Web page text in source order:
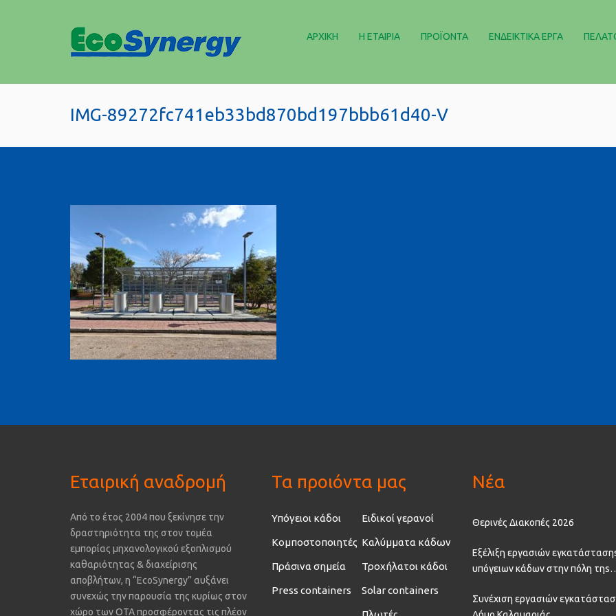
ΑΡΧΙΚΉ Η ΕΤΑΙΡΊΑ ΠΡΟΪΌΝΤΑ ΕΝΔΕΙΚΤΙΚΆ ΈΡΓΑ
IMG-89272fc741eb33bd870bd197bbb61d40-V
Εταιρική αναδρομή
Από το έτος 2004 που ξεκίνησε την
δραστηριότητα της στον τομέα
εμπορίας μηχανολογικού εξοπλισμού
καθαριότητας & διαχείρισης
αποβλήτων, η “EcoSynergy” αυξάνει
συνεχώς την παρουσία της κυρίως στον
χώρο των ΟΤΑ προσφέροντας τις πλέον
Τα προιόντα μας
Υπόγειοι κάδοι Ειδικοί γερανοί
Κομποστοποιητές Καλύμματα κάδων
Πράσινα σημεία Τροχήλατοι κάδοι
Press containers Solar containers
Νέα
Θερινές Διακοπές 2026
Εξέλιξη εργασιών
υπόγειων κάδων στην πόλη τηs
Συνέχιση εργασιών